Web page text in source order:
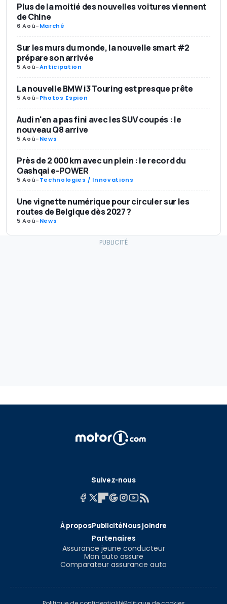
Plus de la moitié des nouvelles voitures viennent
de Chine
6 Aoû-Marché
Sur les murs du monde, la nouvelle smart #2
prépare son arrivée
5 Aoû-Anticipation
La nouvelle BMW i3 Touring est presque prête
5 Aoû-Photos Espion
Audi n'en a pas fini avec les SUV coupés : le
nouveau Q8 arrive
5 Aoû-News
Près de 2 000 km avec un plein : le record du
Qashqai e-POWER
5 Aoû-Technologies / Innovations
Une vignette numérique pour circuler sur les
routes de Belgique dès 2027 ?
5 Aoû-News
Suivez-nous
À proposPublicitéNous joindre
Partenaires
Assurance jeune conducteur
Mon auto assure
Comparateur assurance auto